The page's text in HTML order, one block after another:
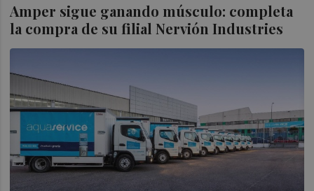
Amper sigue ganando músculo: completa
la compra de su filial Nervión Industries